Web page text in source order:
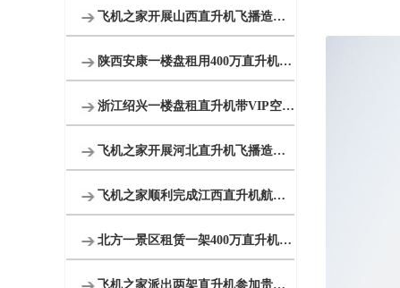
飞机之家开展山西直升机飞播造林活动
陕西安康一楼盘租用400万直升机空中看房
浙江绍兴一楼盘租直升机带VIP空中看房
飞机之家开展河北直升机飞播造林活动
飞机之家顺利完成江西直升机航测作业
北方一景区租赁一架400万直升机空中飞行
飞机之家派出两架直升机参加贵州贵阳航展